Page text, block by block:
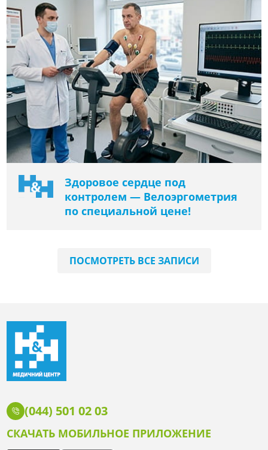
Здоровое сердце под
контролем — Велоэргометрия
по специальной цене!
ПОСМОТРЕТЬ ВСЕ ЗАПИСИ
(044) 501 02 03
СКАЧАТЬ МОБИЛЬНОЕ ПРИЛОЖЕНИЕ